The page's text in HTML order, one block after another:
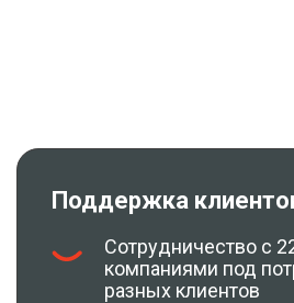
Поддержка
Сотрудничество с
компаниями под
разных клиентов